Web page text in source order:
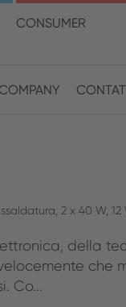
CONSUMER
& Pacific
2 x 40 W, 12
della
che
Co...